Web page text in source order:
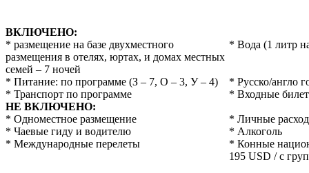
ВКЛЮЧЕНО:
* размещение на базе двухместного
размещения в отелях, юртах, и домах местных
семей – 7 ночей
* Вода (1 литр
* Питание: по программе (З – 7, О – 3, У – 4)
* Русско/англо
* Транспорт по программе
* Входные
НЕ ВКЛЮЧЕНО:
* Одноместное размещение
* Личные
* Чаевые гиду и водителю
* Алкоголь
* Международные перелеты
* Конные
195 USD / с